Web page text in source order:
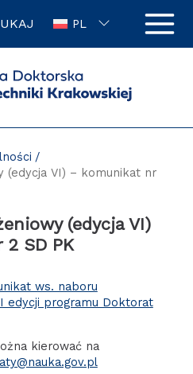
PL
(edycja VI) – komunikat nr
(edycja VI)
SD PK
ws. naboru
edycji programu Doktorat
kierować na